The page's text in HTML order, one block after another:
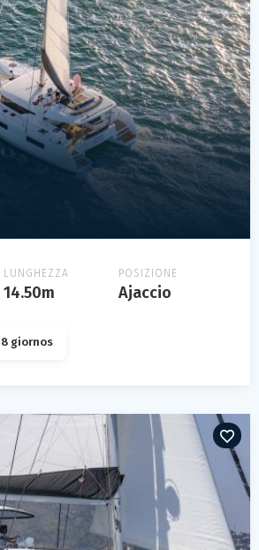
LUNGHEZZA
14.50m
POSIZIONE
Ajaccio
giornos